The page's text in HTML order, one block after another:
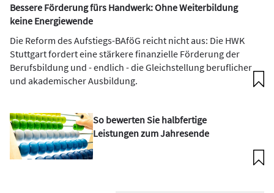
Bessere Förderung fürs Handwerk: Ohne Weiterbildung
keine Energiewende
Die Reform des Aufstiegs-BAföG reicht nicht aus: Die HWK
Stuttgart fordert eine stärkere finanzielle Förderung der
Berufsbildung und - endlich - die Gleichstellung beruflicher
und akademischer Ausbildung.
So bewerten Sie halbfertige
Leistungen zum Jahresende